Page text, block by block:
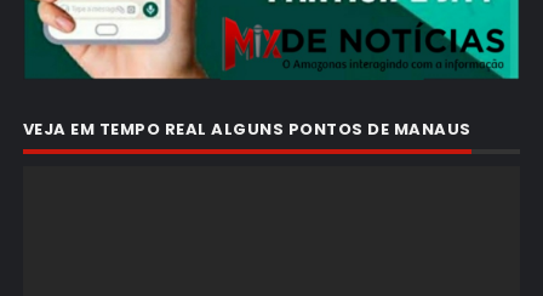
VEJA EM TEMPO REAL ALGUNS PONTOS DE MANAUS